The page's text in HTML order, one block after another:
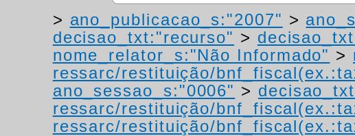
> ano_publicacao_s:"2007" >
decisao_txt:"recurso" >
nome_relator_s:"Não Informado" >
ressarc/restituição/
ano_sessao_s:"0006" >
ressarc/restituição/
ressarc/restituição/